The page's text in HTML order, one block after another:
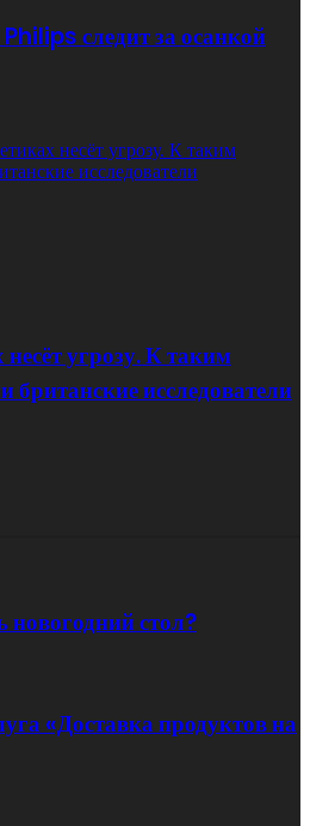
следит за осанкой
угрозу. К таким
исследователи
новогодний стол?
«Доставка продуктов на